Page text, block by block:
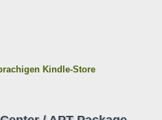
Kindle-Store